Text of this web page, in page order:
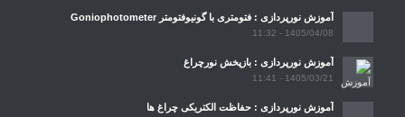
آموزش نورپردازی : فتومتری با گونیوفتومتر Goniophotometer
1405/04/08 - 11:32
آموزش نورپردازی : بازپخش نورچراغ
1405/03/21 - 11:41
آموزش نورپردازی : حفاظت الکتریکی چراغ ها